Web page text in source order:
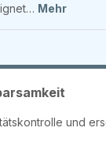
Mehr
und